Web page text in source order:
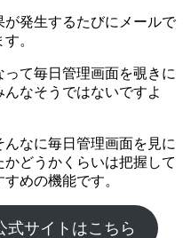
が発生するたびにメールで
。
て毎日管理画面を覗きに
なそうではないですよ
んなに毎日管理画面を見に
どうかくらいは把握して
めの機能です。
式サイトはこちら